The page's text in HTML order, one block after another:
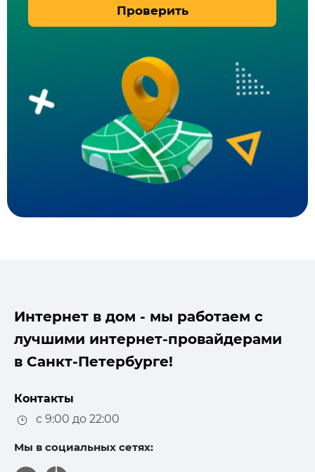
Проверить
Интернет в дом - мы работаем с
лучшими интернет-провайдерами
в Санкт-Петербурге!
Контакты
с 9:00 до 22:00
Мы в социальных сетях: